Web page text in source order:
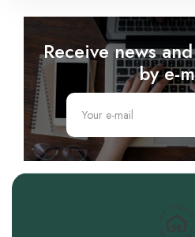
Receive news
by e-